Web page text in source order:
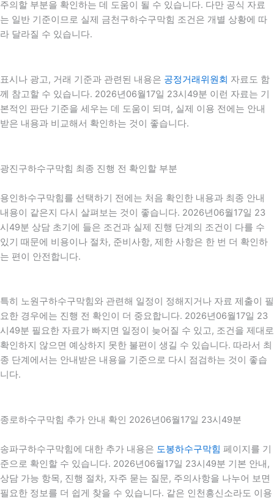
주의할 부분을 확인하는 데 도움이 될 수 있습니다. 다만 공식 자료
는 일반 기준이므로 실제 금천구하수구막힘 조건은 개별 상황에 따
라 달라질 수 있습니다.
표시나 광고, 거래 기준과 관련된 내용은 공정거래위원회 자료도 함
께 참고할 수 있습니다. 2026년06월17일 23시49분 이런 자료는 기
본적인 판단 기준을 세우는 데 도움이 되며, 실제 이용 전에는 안내
받은 내용과 비교해서 확인하는 것이 좋습니다.
광진구하수구막힘 최종 진행 전 확인할 부분
용인하수구막힘를 선택하기 전에는 처음 확인한 내용과 최종 안내
내용이 같은지 다시 살펴보는 것이 좋습니다. 2026년06월17일 23
시49분 상담 초기에 들은 조건과 실제 진행 단계의 조건이 다를 수
있기 때문에 비용이나 절차, 준비사항, 제한 사항은 한 번 더 확인하
는 편이 안전합니다.
특히 노원구하수구막힘와 관련해 일정이 정해지거나 자료 제출이 필
요한 경우에는 진행 전 확인이 더 중요합니다. 2026년06월17일 23
시49분 필요한 자료가 빠지면 일정이 늦어질 수 있고, 조건을 제대로
확인하지 않으면 예상하지 못한 불편이 생길 수 있습니다. 따라서 최
종 단계에서는 안내받은 내용을 기준으로 다시 점검하는 것이 좋습
니다.
종로하수구막힘 추가 안내 확인 2026년06월17일 23시49분
송파구하수구막힘에 대한 추가 내용은 도봉하수구막힘 페이지를 기
준으로 확인할 수 있습니다. 2026년06월17일 23시49분 기본 안내,
상담 가능 항목, 진행 절차, 자주 묻는 질문, 주의사항을 나누어 보면
필요한 정보를 더 쉽게 찾을 수 있습니다. 같은 인천흥신소라도 이용